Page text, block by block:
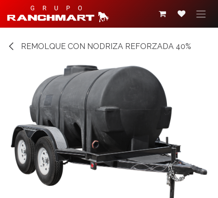
Ir al contenido
REMOLQUE CON NODRIZA REFORZADA 40%